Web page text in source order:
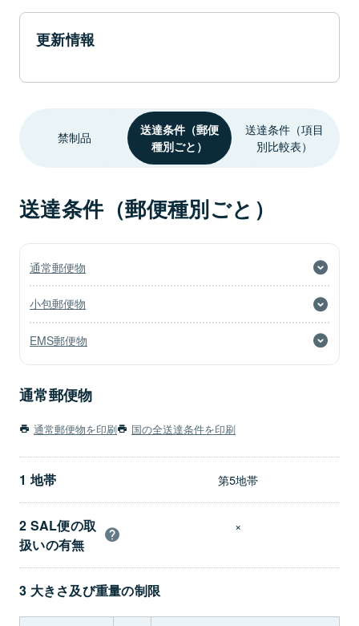
更新情報
禁制品
送達条件（郵便
種別ごと）
送達条件（項目
別比較表）
送達条件（郵便種別ごと）
通常郵便物
小包郵便物
EMS郵便物
通常郵便物
通常郵便物を印刷 国の全送達条件を印刷
1 地帯 第5地帯
2 SAL便の取
扱いの有無
×
3 大きさ及び重量の制限